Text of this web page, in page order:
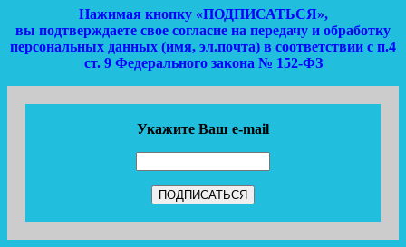
Нажимая кнопку «ПОДПИСАТЬСЯ»,
вы подтверждаете свое согласие на передачу и обработку
персональных данных (имя, эл.почта) в соответствии с п.4
ст. 9 Федерального закона № 152-ФЗ
Укажите Ваш e-mail